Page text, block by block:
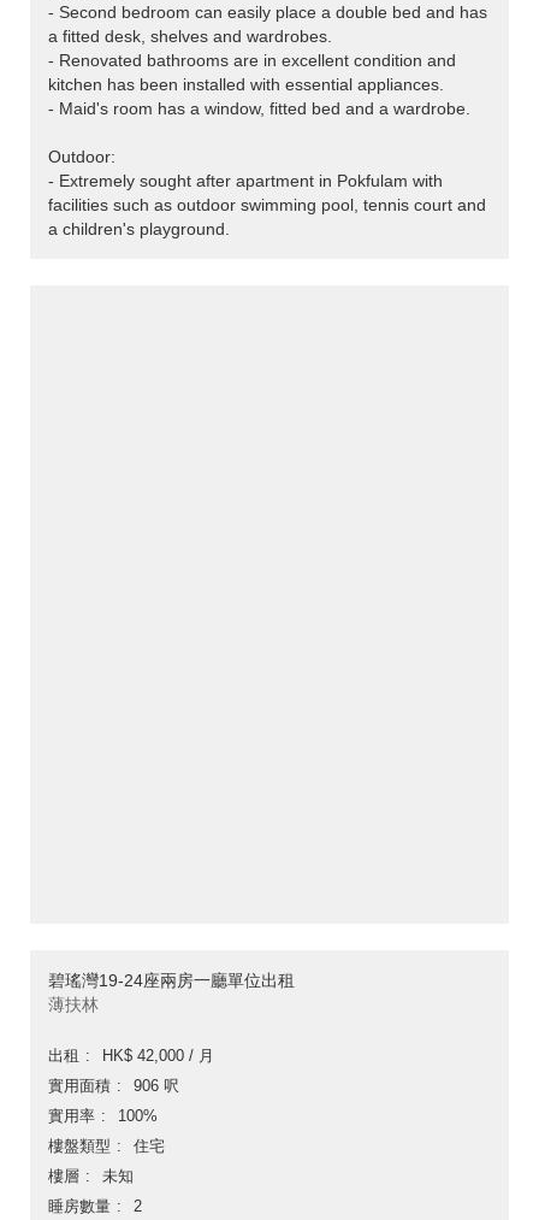
- Second bedroom can easily place a double bed and has
a fitted desk, shelves and wardrobes.
- Renovated bathrooms are in excellent condition and
kitchen has been installed with essential appliances.
- Maid's room has a window, fitted bed and a wardrobe.
Outdoor:
- Extremely sought after apartment in Pokfulam with
facilities such as outdoor swimming pool, tennis court and
a children's playground.
碧瑤灣19-24座兩房一廳單位出租
薄扶林
出租
HK$ 42,000 / 月
實用面積
906 呎
實用率
100%
樓盤類型
住宅
樓層
未知
睡房數量
2